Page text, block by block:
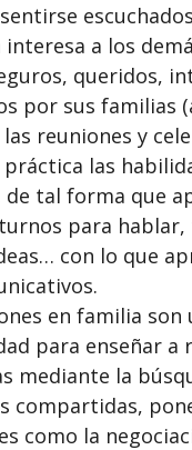
interesa a los
queridos,
por sus familias
reuniones y
las
de tal forma que
para hablar,
con lo que
en familia son
para enseñar a
mediante la
compartidas,
como la